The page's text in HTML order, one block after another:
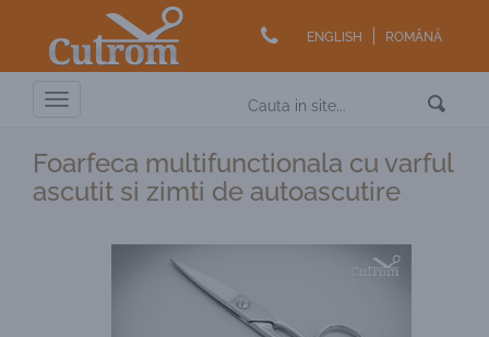
ENGLISH ROMÂNĂ
Toggle
Foarfeca multifunctionala cu varful
ascutit si zimti de autoascutire